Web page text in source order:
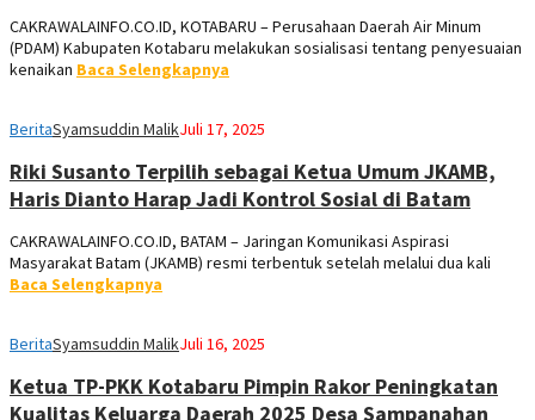
CAKRAWALAINFO.CO.ID, KOTABARU – Perusahaan Daerah Air Minum
(PDAM) Kabupaten Kotabaru melakukan sosialisasi tentang penyesuaian
kenaikan Baca Selengkapnya
BeritaSyamsuddin MalikJuli 17, 2025
Riki Susanto Terpilih sebagai Ketua Umum JKAMB,
Haris Dianto Harap Jadi Kontrol Sosial di Batam
‎CAKRAWALAINFO.CO.ID, BATAM – Jaringan Komunikasi Aspirasi
Masyarakat Batam (JKAMB) resmi terbentuk setelah melalui dua kali
Baca Selengkapnya
BeritaSyamsuddin MalikJuli 16, 2025
Ketua TP-PKK Kotabaru Pimpin Rakor Peningkatan
Kualitas Keluarga Daerah 2025 Desa Sampanahan